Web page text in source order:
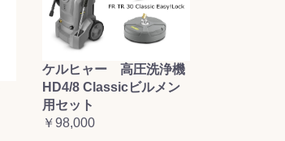
ケルヒャー 高圧洗浄機
HD4/8 Classicビルメン
用セット
￥98,000